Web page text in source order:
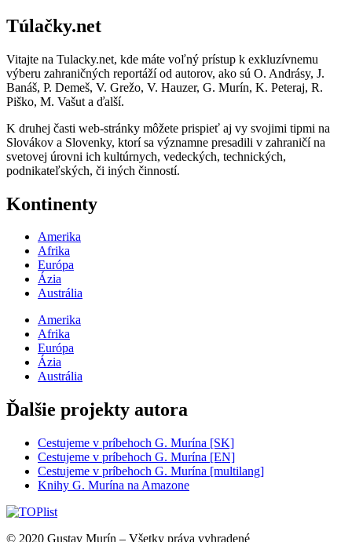
Túlačky.net
Vitajte na Tulacky.net, kde máte voľný prístup k exkluzívnemu
výberu zahraničných reportáží od autorov, ako sú O. Andrásy, J.
Banáš, P. Demeš, V. Grežo, V. Hauzer, G. Murín, K. Peteraj, R.
Piško, M. Vašut a ďalší.
K druhej časti web-stránky môžete prispieť aj vy svojimi tipmi na
Slovákov a Slovenky, ktorí sa významne presadili v zahraničí na
svetovej úrovni ich kultúrnych, vedeckých, technických,
podnikateľských, či iných činností.
Kontinenty
Amerika
Afrika
Európa
Ázia
Austrália
Amerika
Afrika
Európa
Ázia
Austrália
Ďalšie projekty autora
Cestujeme v príbehoch G. Murína [SK]
Cestujeme v príbehoch G. Murína [EN]
Cestujeme v príbehoch G. Murína [multilang]
Knihy G. Murína na Amazone
© 2020 Gustav Murín – Všetky práva vyhradené